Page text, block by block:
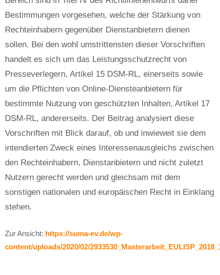
Bestimmungen vorgesehen, welche der Stärkung von
Rechteinhabern gegenüber Dienstanbietern dienen
sollen. Bei den wohl umstrittensten dieser Vorschriften
handelt es sich um das Leistungsschutzrecht von
Presseverlegern, Artikel 15 DSM-RL, einerseits sowie
um die Pflichten von Online-Diensteanbietern für
bestimmte Nutzung von geschützten Inhalten, Artikel 17
DSM-RL, andererseits. Der Beitrag analysiert diese
Vorschriften mit Blick darauf, ob und inwieweit sie dem
intendierten Zweck eines Interessenausgleichs zwischen
den Rechteinhabern, Dienstanbietern und nicht zuletzt
Nutzern gerecht werden und gleichsam mit dem
sonstigen nationalen und europäischen Recht in Einklang
stehen.
Zur Ansicht: https://suma-ev.de/wp-
content/uploads/2020/02/